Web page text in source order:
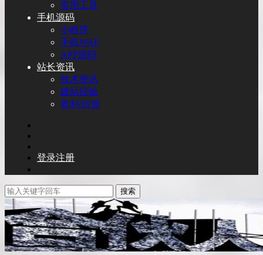
常用工具
手机源码
小程序
手机WAP
APP源码
站长资讯
技术资讯
建站经验
盈利/运营
登录注册
搜索